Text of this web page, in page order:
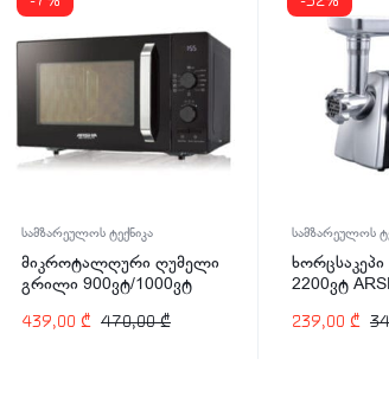
სამზარეულოს ტექნიკა
მიკროტალღური ღუმელი
გრილი 900ვტ/1000ვტ
2574
470,00₾
439,00 ₾
სამზარეულოს
2200ვტ
239,00 ₾